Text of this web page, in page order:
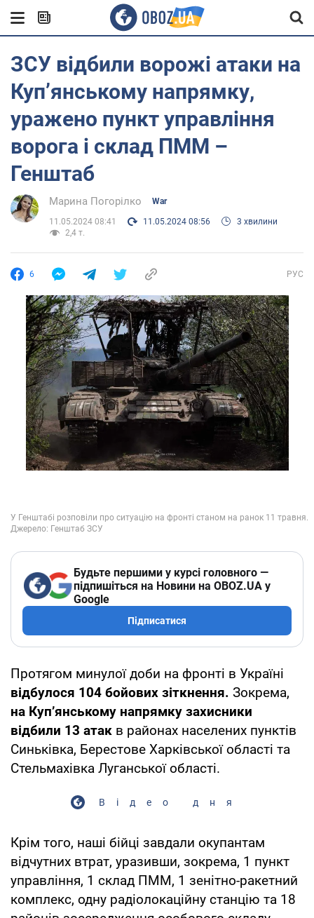
ЗСУ відбили ворожі атаки на
Куп’янському напрямку,
уражено пункт управління
ворога і склад ПММ –
Генштаб
Марина Погорілко War
11.05.2024 08:41 11.05.2024 08:56
3 хвилини
2,4 т.
6 РУС
Будьте першими у курсі головного —
підпишіться на Новини на OBOZ.UA у
Google
Підписатися
Протягом минулої доби на фронті в Україні
відбулося 104 бойових зіткнення. Зокрема,
на Куп’янському напрямку захисники
відбили 13 атак в районах населених пунктів
Синьківка, Берестове Харківської області та
Стельмахівка Луганської області.
Відео дня
Крім того, наші бійці завдали окупантам
відчутних втрат, уразивши, зокрема, 1 пункт
управління, 1 склад ПММ, 1 зенітно-ракетний
комплекс, одну радіолокаційну станцію та 18